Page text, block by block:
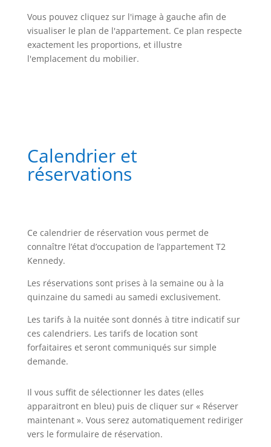
Vous pouvez cliquez sur l'image à gauche afin de
visualiser le plan de l'appartement. Ce plan respecte
exactement les proportions, et illustre
l'emplacement du mobilier.
Calendrier et
réservations
Ce calendrier de réservation vous permet de
connaître l’état d’occupation de l’appartement T2
Kennedy.
Les réservations sont prises à la semaine ou à la
quinzaine du samedi au samedi exclusivement.
Les tarifs à la nuitée sont donnés à titre indicatif sur
ces calendriers. Les tarifs de location sont
forfaitaires et seront communiqués sur simple
demande.
Il vous suffit de sélectionner les dates (elles
apparaitront en bleu) puis de cliquer sur « Réserver
maintenant ». Vous serez automatiquement rediriger
vers le formulaire de réservation.